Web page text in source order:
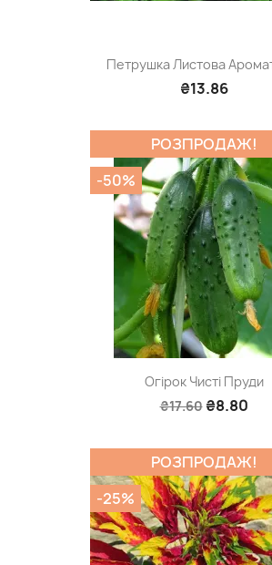
Петрушка Листова
₴13.86
Огірок Чисті Пруди
₴17.60 ₴8.80
РОЗПРОДАЖ!
-50%
РОЗПРОДАЖ!
-25%